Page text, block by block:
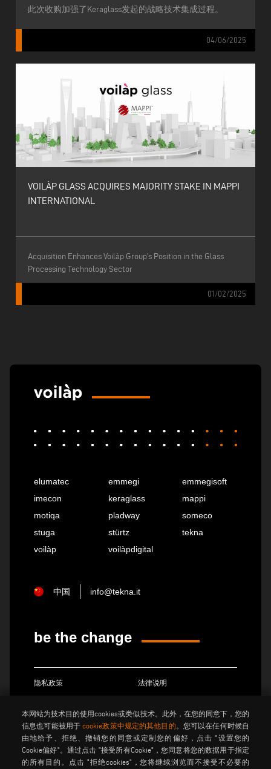
此次收购加强了Keraglass发起的战略技术集成过程。
04/06/2025
VOILÀP GLASS ACQUIRES MAJORITY STAKE IN MAPPI
INTERNATIONAL
Acquisition Enhances Voilàp Group’s Position in the Glass
Processing Technology Sector
01/02/2025
elumatec emmegi
emmegisoft
imecon
keraglass
mappi
motiqa
pladway
someco
stuga
stürtz
tekna
voilàp
voilàpdigital
中国 info@tekna.it
be the change
隐私政策
法律说明
分销通用条款与条件
馅饼设置
Voilàp S.p.a. - Via Archimede, 10 - 41019 Soliera (MO) - ITALY
本网站为技术目的使用cookies或类似技术。此外，在您的同意下，您的
信息也可能被用于cookie政策中规定的其他目的 。您可以在任何时候自
由地给予、拒绝、撤销您的同意或定制您的偏好，点击 "设置您的
Cookie偏好"。通过点击 "接受所有Cookie"，您同意将您的数据用于指定
的所有目的。点击 "拒绝cookies"，您将继续浏览而不接受不必要的